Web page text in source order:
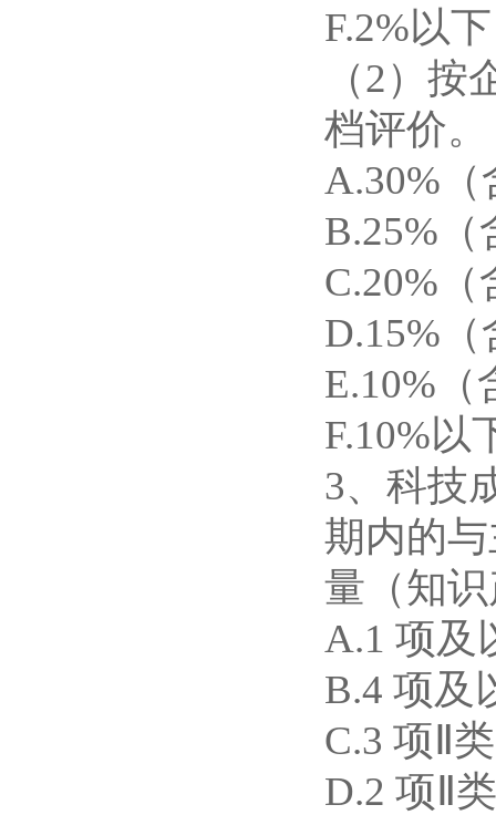
F.2%以
（2）
档评价。
A.30%（
B.25%（
C.20%（
D.15%（
E.10%（
F.10%以
3、科技
期内的
量（知
A.1 项及
B.4 项及
C.3 项Ⅱ
D.2 项Ⅱ